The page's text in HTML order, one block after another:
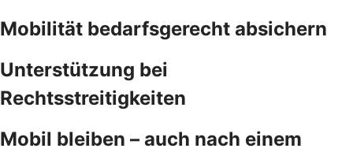
Mobilität bedarfsgerecht absichern
Unterstützung bei
Rechtsstreitigkeiten
Mobil bleiben – auch nach einem